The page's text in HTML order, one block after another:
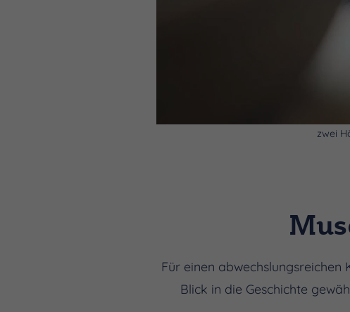
zwei
Für einen
Blick in die Geschichte